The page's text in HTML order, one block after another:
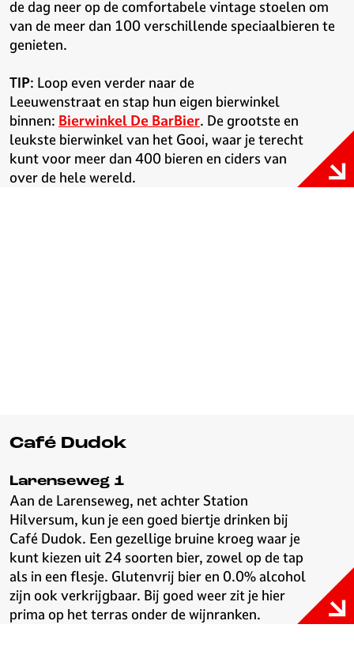
de dag neer op de comfortabele vintage stoelen om
van de meer dan 100 verschillende speciaalbieren te
genieten.
TIP: Loop even verder naar de
Leeuwenstraat en stap hun eigen bierwinkel
binnen: Bierwinkel De BarBier. De grootste en
leukste bierwinkel van het Gooi, waar je terecht
kunt voor meer dan 400 bieren en ciders van
over de hele wereld.
Café Dudok
Larenseweg 1
Aan de Larenseweg, net achter Station
Hilversum, kun je een goed biertje drinken bij
Café Dudok. Een gezellige bruine kroeg waar je
kunt kiezen uit 24 soorten bier, zowel op de tap
als in een flesje. Glutenvrij bier en 0.0% alcohol
zijn ook verkrijgbaar. Bij goed weer zit je hier
prima op het terras onder de wijnranken.